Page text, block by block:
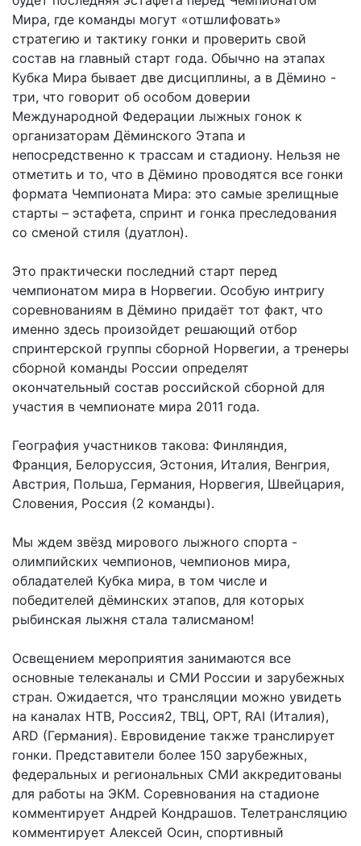
Мира, где команды могут «отшлифовать»
стратегию и тактику гонки и проверить свой
состав на главный старт года. Обычно на этапах
Кубка Мира бывает две дисциплины, а в Дёмино -
три, что говорит об особом доверии
Международной Федерации лыжных гонок к
организаторам Дёминского Этапа и
непосредственно к трассам и стадиону. Нельзя не
отметить и то, что в Дёмино проводятся все гонки
формата Чемпионата Мира: это самые зрелищные
старты – эстафета, спринт и гонка преследования
со сменой стиля (дуатлон).
Это практически последний старт перед
чемпионатом мира в Норвегии. Особую интригу
соревнованиям в Дёмино придаёт тот факт, что
именно здесь произойдет решающий отбор
спринтерской группы сборной Норвегии, а тренеры
сборной команды России определят
окончательный состав российской сборной для
участия в чемпионате мира 2011 года.
География участников такова: Финляндия,
Франция, Белоруссия, Эстония, Италия, Венгрия,
Австрия, Польша, Германия, Норвегия, Швейцария,
Словения, Россия (2 команды).
Мы ждем звёзд мирового лыжного спорта -
олимпийских чемпионов, чемпионов мира,
обладателей Кубка мира, в том числе и
победителей дёминских этапов, для которых
рыбинская лыжня стала талисманом!
Освещением мероприятия занимаются все
основные телеканалы и СМИ России и зарубежных
стран. Ожидается, что трансляции можно увидеть
на каналах НТВ, Россия2, ТВЦ, ОРТ, RAI (Италия),
ARD (Германия). Евровидение также транслирует
гонки. Представители более 150 зарубежных,
федеральных и региональных СМИ аккредитованы
для работы на ЭКМ. Соревнования на стадионе
комментирует Андрей Кондрашов. Телетрансляцию
комментирует Алексей Осин, спортивный